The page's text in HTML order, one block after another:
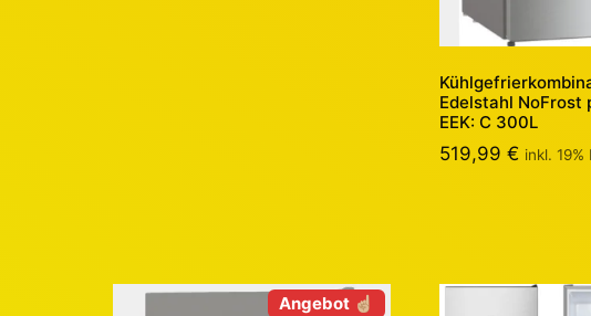
Edelstahl NoFrost
EEK: C 300L
519,99 € inkl. 19%
Angebot ☝🏼